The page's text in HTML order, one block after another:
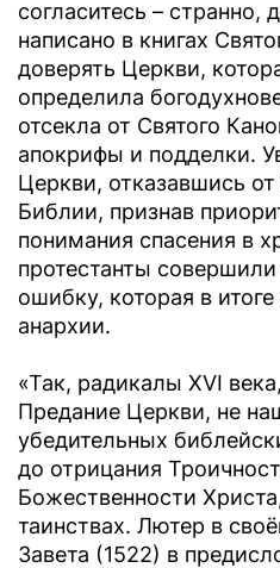
согласитесь – странно,
написано в книгах
доверять Церкви,
определила
отсекла от Святого
апокрифы и подделки.
Церкви, отказавшись
Библии, признав
понимания спасения в
протестанты
ошибку, которая в
анархии.
«Так, радикалы ХVI
Предание Церкви, не
убедительных
до отрицания
Божественности
таинствах. Лютер в
Завета (1522) в